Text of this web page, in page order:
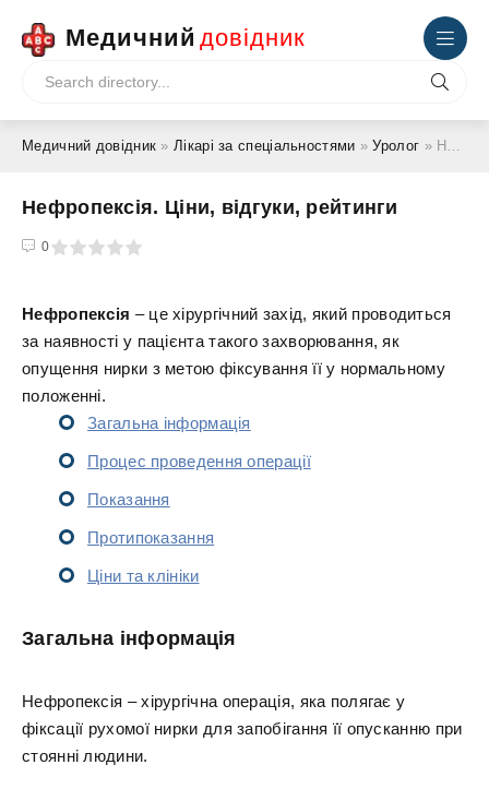
Медичний довідник
Медичний довідник »Лікарі за спеціальностями »Уролог » Нефропексія. Ціни, відгуки, рейтинги
Нефропексія. Ціни, відгуки, рейтинги
0
5
Нефропексія – це хірургічний захід, який проводиться
за наявності у пацієнта такого захворювання, як
опущення нирки з метою фіксування її у нормальному
положенні.
Загальна інформація
Процес проведення операції
Показання
Протипоказання
Ціни та клініки
Загальна інформація
Нефропексія – хірургічна операція, яка полягає у
фіксації рухомої нирки для запобігання її опусканню при
стоянні людини.